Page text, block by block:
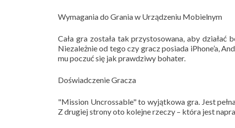
Wymagania do Grania w Urządzeniu Mobielnym
Cała gra została tak przystosowana, aby
Niezależnie od tego czy gracz posiada iPhone’a,
mu poczuć się jak prawdziwy bohater.
Doświadczenie Gracza
"Mission Uncrossable" to wyjątkowa gra. Jest
Z drugiej strony oto kolejne rzeczy – która jest